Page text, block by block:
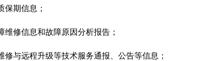
保期信息；
维修信息和故障原因分析报告；
修与远程升级等技术服务通报、公告等信息；